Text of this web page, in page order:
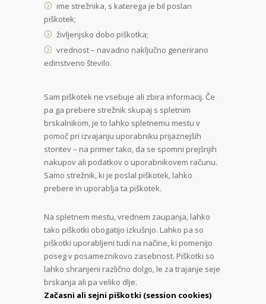
ime strežnika, s katerega je bil poslan
piškotek;
življenjsko dobo piškotka;
vrednost – navadno naključno generirano
edinstveno število.
Sam piškotek ne vsebuje ali zbira informacij. Če
pa ga prebere strežnik skupaj s spletnim
brskalnikom, je to lahko spletnemu mestu v
pomoč pri izvajanju uporabniku prijaznejših
storitev – na primer tako, da se spomni prejšnjih
nakupov ali podatkov o uporabnikovem računu.
Samo strežnik, ki je poslal piškotek, lahko
prebere in uporablja ta piškotek.
Na spletnem mestu, vrednem zaupanja, lahko
tako piškotki obogatijo izkušnjo. Lahko pa so
piškotki uporabljeni tudi na načine, ki pomenijo
poseg v posameznikovo zasebnost. Piškotki so
lahko shranjeni različno dolgo, le za trajanje seje
brskanja ali pa veliko dlje.
Začasni ali sejni piškotki (session cookies)